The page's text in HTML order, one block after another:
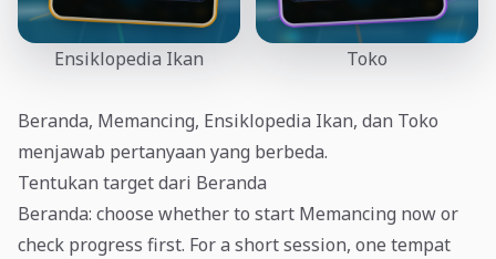
Ensiklopedia Ikan Toko
Beranda, Memancing, Ensiklopedia Ikan, dan Toko
menjawab pertanyaan yang berbeda.
Tentukan target dari Beranda
Beranda: choose whether to start Memancing now or
check progress first. For a short session, one tempat